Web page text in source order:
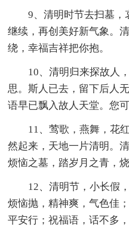
9、清明时节去扫墓
继续，再创美好新气象。
绕，幸福吉祥把你抱。
10、清明归来探故人
思。斯人已去，留下后人
语早已飘入故人天堂。您
11、莺歌，燕舞，花
然起来，天地一片清明。
烦恼之墓，踏岁月之青，
12、清明节，小长假
烦恼抛，精神爽，气色佳
平安行；祝福语，话不多